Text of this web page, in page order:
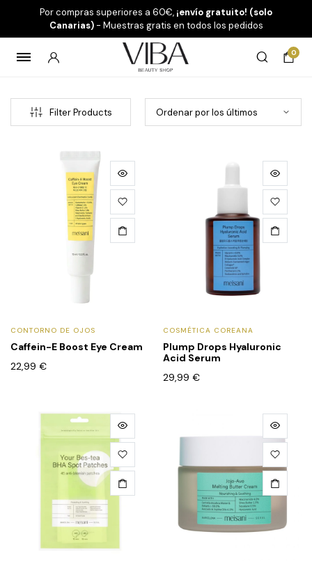
Por compras superiores a 60€, ¡envío gratuito! (solo
Canarias)- Muestras gratis en todos los pedidos
0
Filter Products
CONTORNO DE OJOS
Caffein-E Boost Eye Cream
22,99 €
COSMÉTICA COREANA
Plump Drops Hyaluronic
Acid Serum
29,99 €